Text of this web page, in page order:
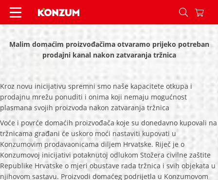
Tražimo lokalne proizvođače - Konzum
Malim domaćim proizvođačima otvaramo prijeko potreban
prodajni kanal nakon zatvaranja tržnica
Kroz novu inicijativu spremni smo naše kapacitete otkupa i
prodajnu mrežu ponuditi i onima koji nemaju mogućnost
plasmana svojih proizvoda nakon zatvaranja tržnica
Voće i povrće domaćih proizvođača koje su donedavno kupovali na
tržnicama građani će uskoro moći nastaviti kupovati u
Konzumovim prodavaonicama diljem Hrvatske. Riječ je o
Konzumovoj inicijativi potaknutoj odlukom Stožera civilne zaštite
Republike Hrvatske o mjeri obustave rada tržnica i svih objekata u
njihovom sastavu. Proizvodi domaćeg podrijetla u Konzumovom